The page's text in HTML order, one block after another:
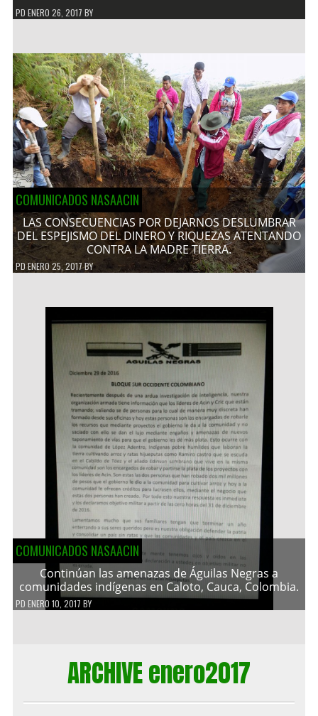
PD ENERO 26, 2017 BY
COMUNICADOS NASAACIN
LAS CONSECUENCIAS POR DEJARNOS DESLUMBRAR
DEL ESPEJISMO DEL DINERO Y RIQUEZAS ATENTANDO
CONTRA LA MADRE TIERRA.
PDENERO 25, 2017BY
COMUNICADOS NASAACIN
Continúan las amenazas de Águilas Negras a
comunidades indígenas en Caloto, Cauca, Colombia.
PD ENERO 10, 2017 BY
ARCHIVE enero2017